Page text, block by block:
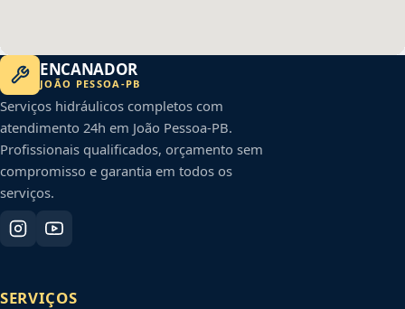
ENCANADOR
JOÃO PESSOA -PB
Serviços hidráulicos completos com
atendimento 24h em João Pessoa-PB.
Profissionais qualificados, orçamento sem
compromisso e garantia em todos os
serviços.
SERVIÇOS